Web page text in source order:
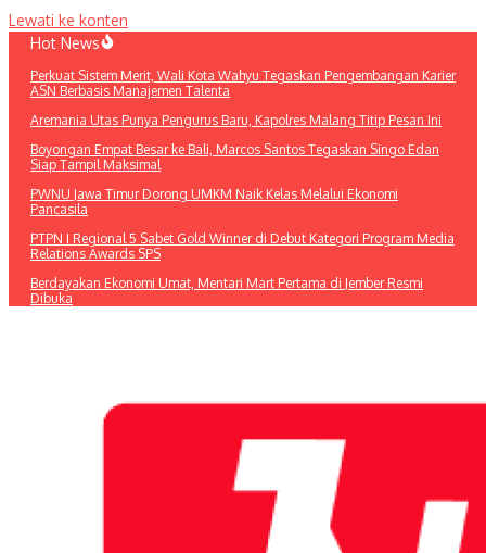
Lewati ke konten
Hot News
Perkuat Sistem Merit, Wali Kota Wahyu Tegaskan Pengembangan Karier
ASN Berbasis Manajemen Talenta
Aremania Utas Punya Pengurus Baru, Kapolres Malang Titip Pesan Ini
Boyongan Empat Besar ke Bali, Marcos Santos Tegaskan Singo Edan
Siap Tampil Maksimal
PWNU Jawa Timur Dorong UMKM Naik Kelas Melalui Ekonomi
Pancasila
PTPN I Regional 5 Sabet Gold Winner di Debut Kategori Program Media
Relations Awards SPS
Berdayakan Ekonomi Umat, Mentari Mart Pertama di Jember Resmi
Dibuka